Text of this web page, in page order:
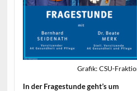
Grafik: CSU-
In der Frages­tunde geht’s um